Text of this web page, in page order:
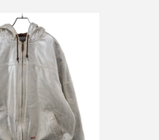
×エムエムシックス メゾ
24SS Foil Hooded Work
フーデッドワークジャケ
ット
金額38,400円
詳しく見る